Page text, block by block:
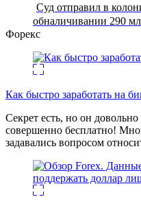
Суд отправил в
обналичивании 290
Форекс
Как быстро заработать на
Секрет есть, но он
совершенно бесплатно!
задавались вопросом